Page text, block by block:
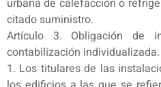
urbana de calefacción o
citado suministro.
Artículo 3. Obligación de
contabilización individualizada.
1. Los titulares de las